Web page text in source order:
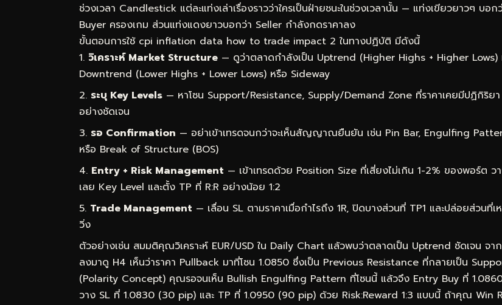
ช่วงเวลา Candlestick แต่ละแท่งเล่าเรื่องราวว่าใครเป็นฝ่ายชนะในช่วงเวลานั้น — แท่งเขียวยาวๆ บอก
Buyer ครองเกม ส่วนแท่งแดงยาวบอกว่า Seller กำลังกดราคาลง
ขั้นตอนการใช้ cpi inflation data how to trade impact 2 ในทางปฏิบัติ มีดังนี้
วิเคราะห์ Market Structure — ดูว่าตลาดกำลังเป็น Uptrend (Higher Highs + Higher Lows)
Downtrend (Lower Highs + Lower Lows) หรือ Sideway
ระบุ Key Levels — หาโซน Support/Resistance, Supply/Demand Zone ที่ราคาเคยมีปฏิกิริยา
อย่างชัดเจน
รอ Confirmation — อย่าเข้าเทรดจนกว่าจะเห็นสัญญาณยืนยัน เช่น Pin Bar, Engulfing
หรือ Break of Structure (BOS)
Entry + Risk Management — เข้าเทรดด้วย Position Size ที่เสี่ยงไม่เกิน 1-2% ของพอร์ต ว
เลย Key Level และตั้ง TP ที่ R:R อย่างน้อย 1:2
Trade Management — เลื่อน SL ตามราคาเมื่อกำไรถึง 1R, ปิดบางส่วนที่ TP1 และปล่อยส่วนที่เ
วิ่ง
ตัวอย่างเช่น สมมติคุณวิเคราะห์ EUR/USD ใน Daily Chart แล้วพบว่าตลาดเป็น Uptrend ชัดเจน จา
ลงมาดู H4 เห็นว่าราคา Pullback มาที่โซน 1.0850 ซึ่งเป็น Previous Resistance ที่กลายเป็น
(Polarity Concept) คุณรอจนเห็น Bullish Engulfing Pattern ที่โซนนี้ แล้วจึง Entry Buy ที่
วาง SL ที่ 1.0830 (30 pip) และ TP ที่ 1.0950 (90 pip) ด้วย Risk:Reward 1:3 แบบนี้ ถ้าคุณ Win